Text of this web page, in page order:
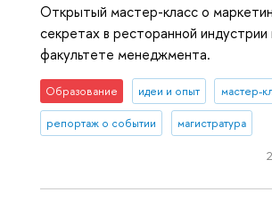
Открытый мастер-класс о
секретах в ресторанной
факультете менеджмента.
Образование идеи и опыт мастер-
репортаж о событии магистратура